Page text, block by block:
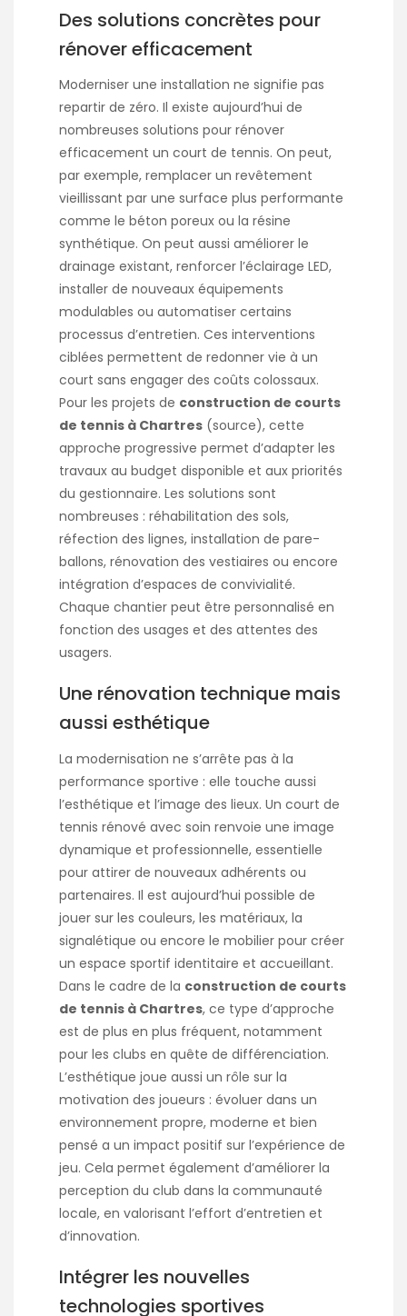
Des solutions concrètes pour
rénover efficacement
Moderniser une installation ne signifie pas
repartir de zéro. Il existe aujourd’hui de
nombreuses solutions pour rénover
efficacement un court de tennis. On peut,
par exemple, remplacer un revêtement
vieillissant par une surface plus performante
comme le béton poreux ou la résine
synthétique. On peut aussi améliorer le
drainage existant, renforcer l’éclairage LED,
installer de nouveaux équipements
modulables ou automatiser certains
processus d’entretien. Ces interventions
ciblées permettent de redonner vie à un
court sans engager des coûts colossaux.
Pour les projets de construction de courts
de tennis à Chartres (source), cette
approche progressive permet d’adapter les
travaux au budget disponible et aux priorités
du gestionnaire. Les solutions sont
nombreuses : réhabilitation des sols,
réfection des lignes, installation de pare-
ballons, rénovation des vestiaires ou encore
intégration d’espaces de convivialité.
Chaque chantier peut être personnalisé en
fonction des usages et des attentes des
usagers.
Une rénovation technique mais
aussi esthétique
La modernisation ne s’arrête pas à la
performance sportive : elle touche aussi
l’esthétique et l’image des lieux. Un court de
tennis rénové avec soin renvoie une image
dynamique et professionnelle, essentielle
pour attirer de nouveaux adhérents ou
partenaires. Il est aujourd’hui possible de
jouer sur les couleurs, les matériaux, la
signalétique ou encore le mobilier pour créer
un espace sportif identitaire et accueillant.
Dans le cadre de la construction de courts
de tennis à Chartres, ce type d’approche
est de plus en plus fréquent, notamment
pour les clubs en quête de différenciation.
L’esthétique joue aussi un rôle sur la
motivation des joueurs : évoluer dans un
environnement propre, moderne et bien
pensé a un impact positif sur l’expérience de
jeu. Cela permet également d’améliorer la
perception du club dans la communauté
locale, en valorisant l’effort d’entretien et
d’innovation.
Intégrer les nouvelles
technologies sportives